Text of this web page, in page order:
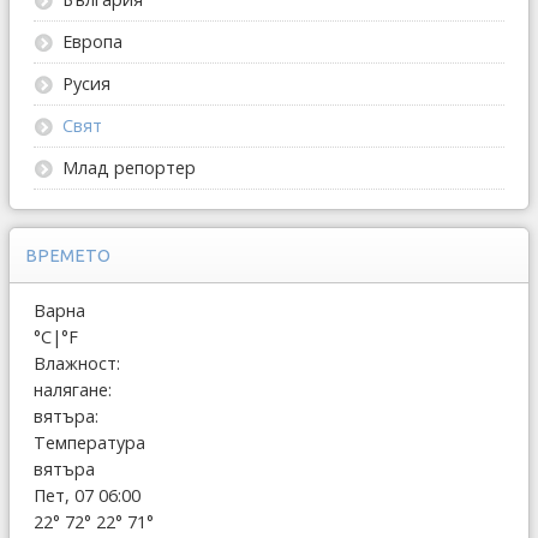
Европа
Русия
Свят
Млад репортер
ВРЕМЕТО
Варна
°C|°F
Влажност:
налягане:
вятъра:
Температура
вятъра
Пет, 07 06:00
22° 72° 22° 71°